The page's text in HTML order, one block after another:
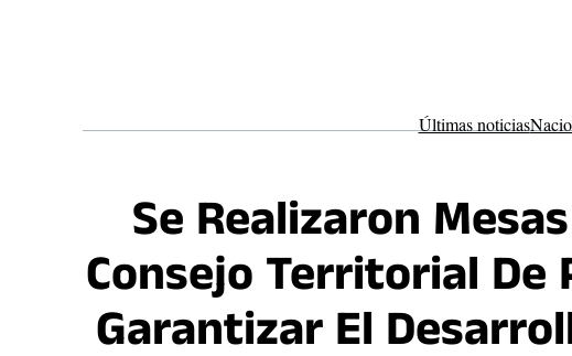
Últimas noticias
Se Realizaron
Consejo Territorial De
Garantizar El